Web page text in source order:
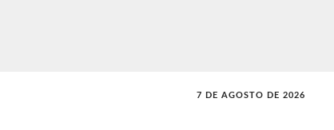
7 DE AGOSTO DE 2026
SOLO MÚSICA